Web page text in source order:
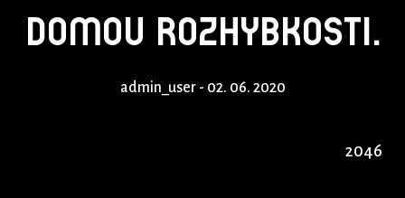
DOMOV ROZHYBKOSTI.
admin_user - 02. 06. 2020
2046